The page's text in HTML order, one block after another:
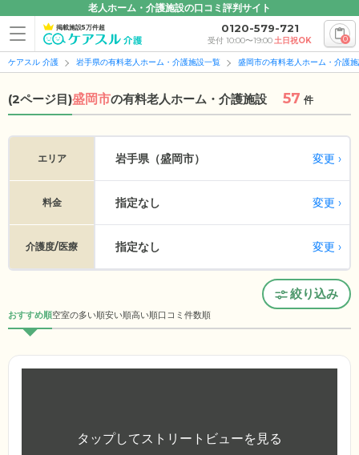
老人ホーム・介護施設の口コミ評判サイト
掲載施設5万件超 0120-579-721
受付 10:00〜19:00土日祝OK 0
ケアスル 介護 岩手県の有料老人ホーム・介護施設一覧 盛岡市の有料老人ホーム・介護
(2ページ目)盛岡市の有料老人ホーム・介護施設 57 件
エリア 岩手県（盛岡市） 変更
料金 指定なし 変更
介護度/医療 指定なし 変更
絞り込み
おすすめ順空室の多い順安い順高い順口コミ件数順